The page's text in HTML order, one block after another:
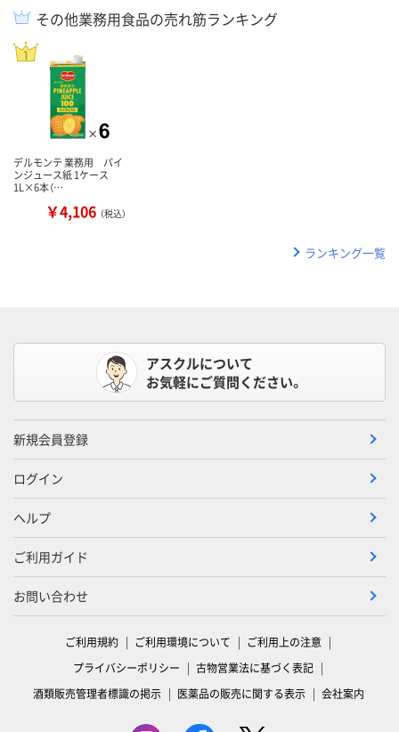
その他業務用食品の売れ筋ランキング
デルモンテ 業務用 パイ
ンジュース紙 1ケース
1L×6本（…
￥4,106 （税込）
ランキング一覧
アスクルについて
お気軽にご質問ください。
新規会員登録
ログイン
ヘルプ
ご利用ガイド
お問い合わせ
ご利用規約 ご利用環境について
ご利用上の注意
プライバシーポリシー
古物営業法に基づく表記
酒類販売管理者標識の掲示
医薬品の販売に関する表示 会社案内